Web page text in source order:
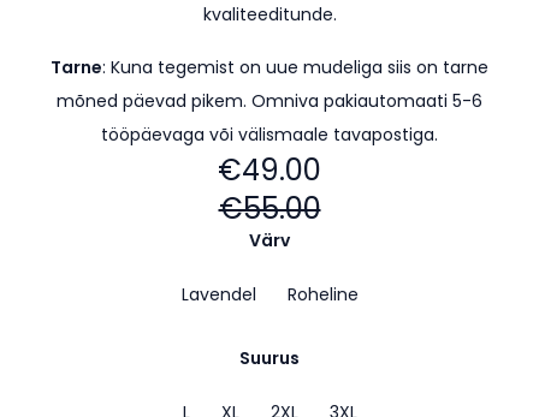
kvaliteeditunde.
Tarne: Kuna tegemist on uue mudeliga siis on tarne
mõned päevad pikem. Omniva pakiautomaati 5-6
tööpäevaga või välismaale tavapostiga.
€49.00
€55.00
Värv
Lavendel Roheline
Suurus